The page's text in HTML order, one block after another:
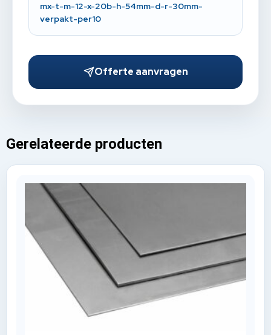
mx-t-m-12-x-20b-h-54mm-d-r-30mm-
verpakt-per10
Offerte aanvragen
Gerelateerde producten